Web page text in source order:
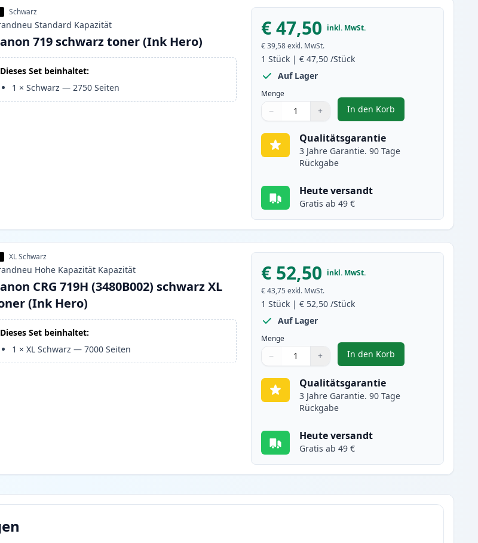
Schwarz
Standard Kapazität
719 schwarz toner (Ink Hero)
Dieses Set beinhaltet:
1 ×Schwarz —2750 Seiten
€ 47,50 inkl. MwSt.
€ 39,58 exkl. MwSt.
1 Stück |€ 47,50 /Stück
Auf Lager
Menge
Menge
Verwenden Sie die Tasten, um anzupassen
− +
Menge 1
In den Korb
, Canon 719 schwarz
Qualitätsgarantie
3 Jahre Garantie. 90 Tage
Rückgabe
Heute versandt
Gratis ab 49 €
XL Schwarz
Hohe Kapazität Kapazität
CRG 719H (3480B002) schwarz XL
(Ink Hero)
Dieses Set beinhaltet:
1 ×XL Schwarz —7000 Seiten
€ 52,50 inkl. MwSt.
€ 43,75 exkl. MwSt.
1 Stück |€ 52,50 /Stück
Auf Lager
Menge
Menge
Verwenden Sie die Tasten, um anzupassen
− +
Menge 1
In den Korb
, Canon CRG 719H
Qualitätsgarantie
3 Jahre Garantie. 90 Tage
Rückgabe
Heute versandt
Gratis ab 49 €